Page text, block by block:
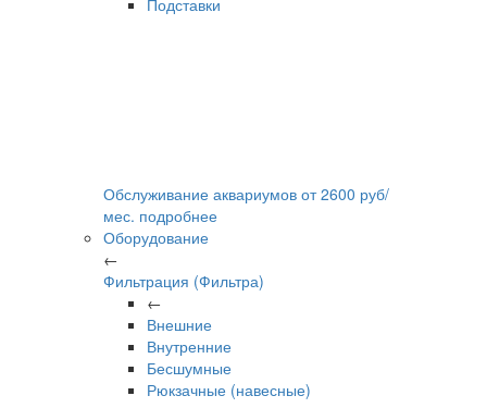
Подставки
Обслуживание аквариумов от2600 руб/
мес. подробнее
Оборудование
←
Фильтрация (Фильтра)
←
Внешние
Внутренние
Бесшумные
Рюкзачные (навесные)